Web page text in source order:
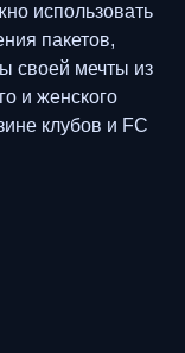
использовать
пакетов,
своей мечты из
и женского
клубов и FC